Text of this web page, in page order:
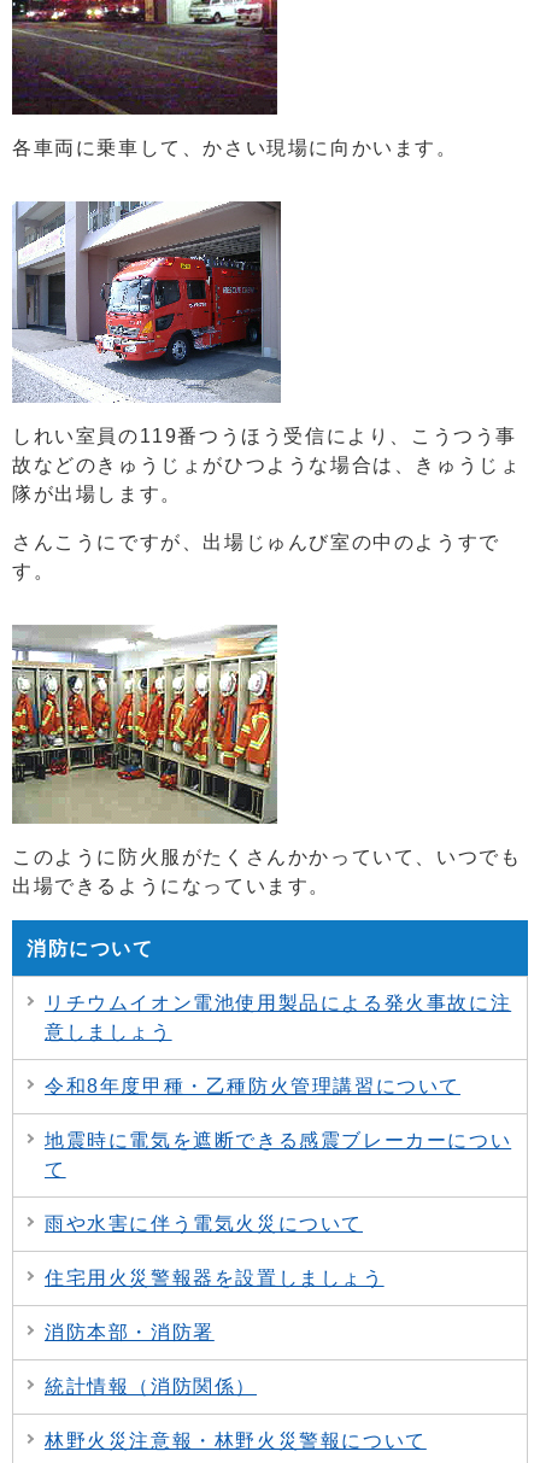
各車両に乗車して、かさい現場に向かいます。
しれい室員の119番つうほう受信により、こうつう事
故などのきゅうじょがひつような場合は、きゅうじょ
隊が出場します。
さんこうにですが、出場じゅんび室の中のようすで
す。
このように防火服がたくさんかかっていて、いつでも
出場できるようになっています。
消防について
リチウムイオン電池使用製品による発火事故に注
意しましょう
令和8年度甲種・乙種防火管理講習について
地震時に電気を遮断できる感震ブレーカーについ
て
雨や水害に伴う電気火災について
住宅用火災警報器を設置しましょう
消防本部・消防署
統計情報（消防関係）
林野火災注意報・林野火災警報について